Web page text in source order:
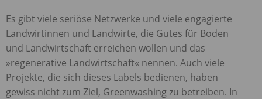
Es gibt viele seriöse Netzwerke und viele engagierte
Landwirtinnen und Landwirte, die Gutes für Boden
und Landwirtschaft erreichen wollen und das
»regenerative Landwirtschaft« nennen. Auch viele
Projekte, die sich dieses Labels bedienen, haben
gewiss nicht zum Ziel, Greenwashing zu betreiben. In